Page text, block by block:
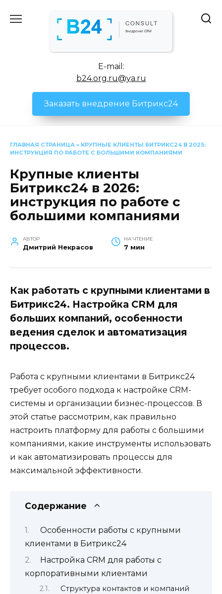
E-mail:
b24.org.ru@ya.ru
Заказать внедрение Битрикс24
ГЛАВНАЯ СТРАНИЦА » КРУПНЫЕ КЛИЕНТЫ БИТРИКС24 В 2025:
ИНСТРУКЦИЯ ПО РАБОТЕ С БОЛЬШИМИ КОМПАНИЯМИ
Крупные клиенты
Битрикс24 в 2026:
инструкция по работе с
большими компаниями
АВТОР
Дмитрий Некрасов
НА ЧТЕНИЕ
7 мин
Как работать с крупными клиентами в
Битрикс24. Настройка CRM для
больших компаний, особенности
ведения сделок и автоматизация
процессов.
Работа с крупными клиентами в Битрикс24
требует особого подхода к настройке CRM-
системы и организации бизнес-процессов. В
этой статье рассмотрим, как правильно
настроить платформу для работы с большими
компаниями, какие инструменты использовать
и как автоматизировать процессы для
максимальной эффективности.
Содержание
Особенности работы с крупными
клиентами в Битрикс24
Настройка CRM для работы с
корпоративными клиентами
Структура контактов и компаний